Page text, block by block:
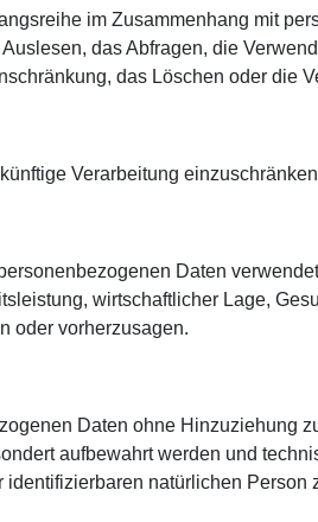
im Zusammenhang mit
das Abfragen, die
das Löschen oder die
Verarbeitung
Daten
wirtschaftlicher Lage,
oder vorherzusagen.
Daten ohne Hinzuziehung
aufbewahrt werden und
natürlichen Person